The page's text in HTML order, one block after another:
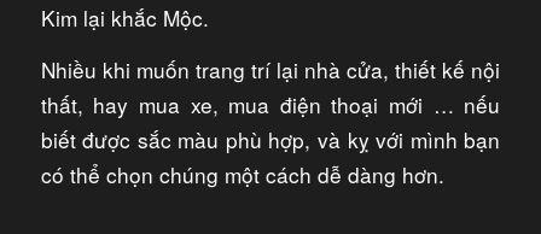
Kim lại khắc Mộc.
Nhiều khi muốn trang trí lại nhà cửa, thiết kế nội
thất, hay mua xe, mua điện thoại mới … nếu
biết được sắc màu phù hợp, và kỵ với mình bạn
có thể chọn chúng một cách dễ dàng hơn.